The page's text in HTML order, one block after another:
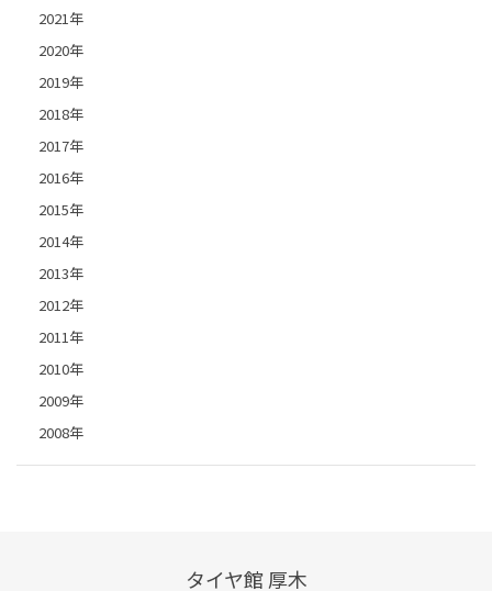
2021年
2020年
2019年
2018年
2017年
2016年
2015年
2014年
2013年
2012年
2011年
2010年
2009年
2008年
タイヤ館 厚木